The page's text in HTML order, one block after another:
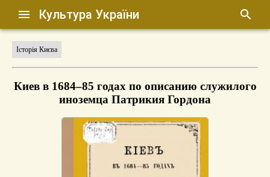
Культура України
Історія Києва
Киев в 1684–85 годах по описанию служилого
иноземца Патрикия Гордона